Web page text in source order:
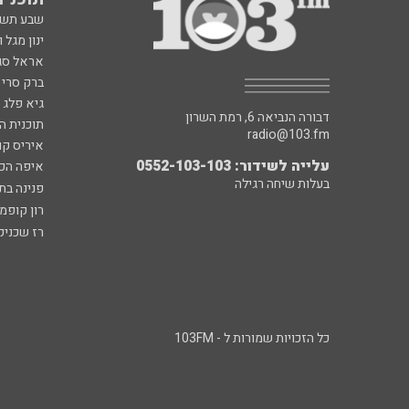
שבע
ינון
אראל
ברק
גיא פלג
תוכנית
איריס
איפה
פנינה
רון
רז
דבורה הנביאה 6, רמת השרון
radio@103.fm
עלייה לשידור: 0552-103-103
בעלות שיחה רגילה
כל הזכויות שמורות ל - 103FM